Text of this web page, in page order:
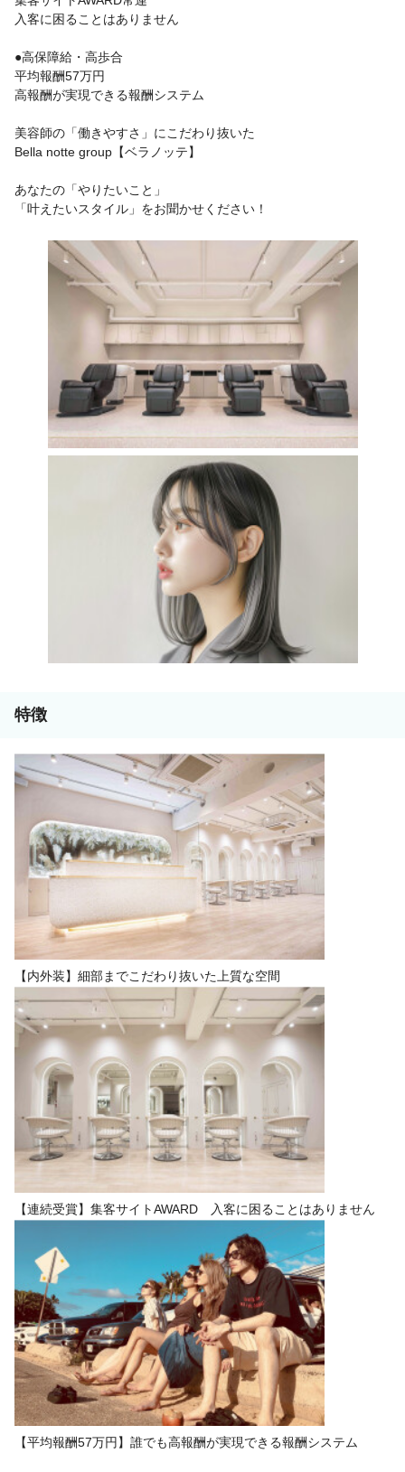
入客に困ることはありません
●高保障給・高歩合
平均報酬57万円
高報酬が実現できる報酬システム
美容師の「働きやすさ」にこだわり抜いた
Bella notte group【ベラノッテ】
あなたの「やりたいこと」
「叶えたいスタイル」をお聞かせください！
特徴
【内外装】細部までこだわり抜いた上質な空間
【連続受賞】集客サイトAWARD 入客に困ることはありません
【平均報酬57万円】誰でも高報酬が実現できる報酬システム